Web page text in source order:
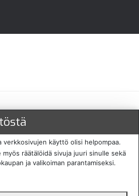
ja toimitustavat
verkkosivujen käyttö olisi helpompaa.
myös räätälöidä sivuja juuri sinulle sekä
ja valikoiman parantamiseksi.